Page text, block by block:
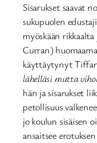
Sisarukset saavat
sukupuolen
myöskään
Curran)
käyttäytynyt
lähelläsi mutta
hän ja sisarukset
petollisuus
jo koulun sisäisen
ansaitsee